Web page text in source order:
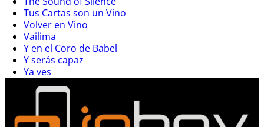
Tus Cartas son un Vino
Volver en Vino
Vailima
Y en el Coro de Babel
Y serás capaz
Ya ves